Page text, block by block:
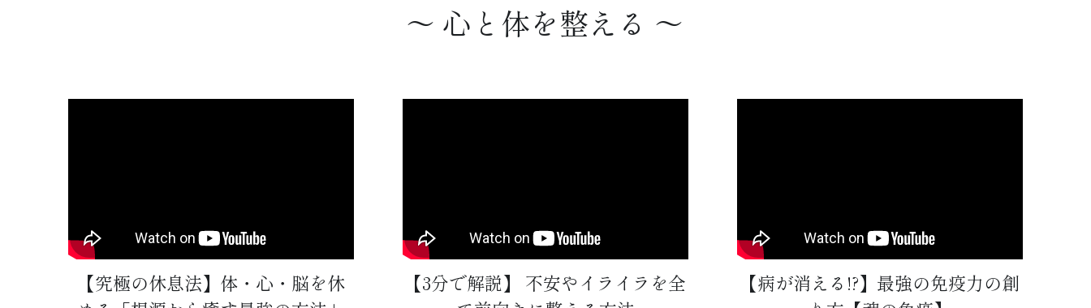
〜 心と体を整える 〜
【究極の休息法】体・心・脳を休
【3分で解説】 不安やイライラを全
【病が消える!?】最強の免疫力の創